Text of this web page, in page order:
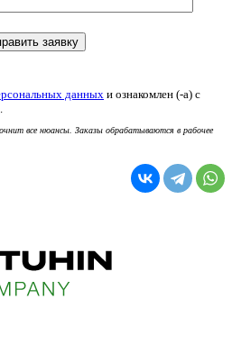
данных и ознакомлен (-а) c
все нюансы. Заказы обрабатываются в рабочее